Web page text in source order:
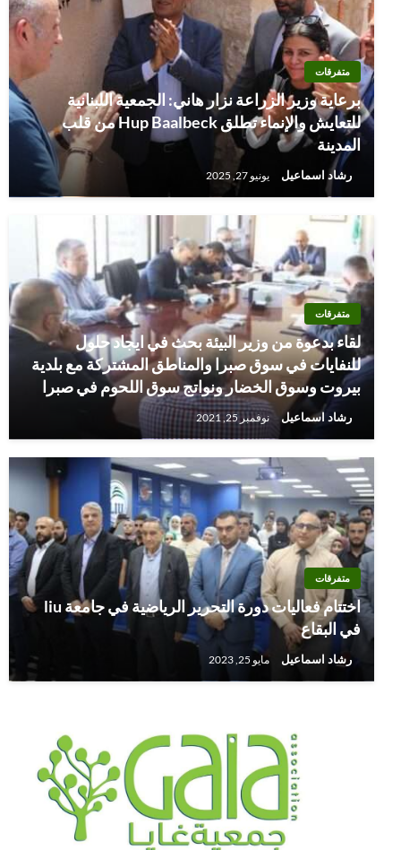
متفرقات
برعاية وزير الزراعة نزار هاني: الجمعية اللبنانية
للتعايش والإنماء تطلق Hup Baalbeck من قلب
المدينة
رشاد اسماعيل يونيو 27, 2025
متفرقات
لقاء بدعوة من وزير البيئة بحث في ايجاد حلول
للنفايات في سوق صبرا والمناطق المشتركة مع بلدية
بيروت وسوق الخضار ونواتج سوق اللحوم في صبرا
رشاد اسماعيل نوفمبر 25, 2021
متفرقات
اختتام فعاليات دورة التحرير الرياضية في جامعة liu
في البقاع
رشاد اسماعيل مايو 25, 2023